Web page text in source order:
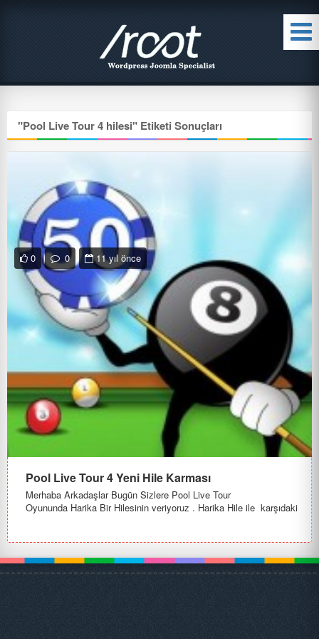
"Pool Live Tour 4 hilesi" Etiketi Sonuçları
0 0 11 yıl önce
Pool Live Tour 4 Yeni Hile Karması
Merhaba Arkadaşlar Bugün Sizlere Pool Live Tour
Oyununda Harika Bir Hilesinin veriyoruz . Harika Hile ile karşıdaki